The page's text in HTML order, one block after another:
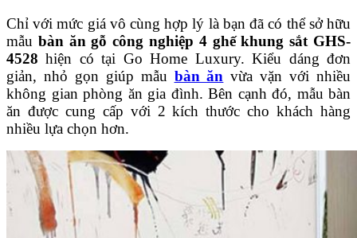
Chỉ với mức giá vô cùng hợp lý là bạn đã có thể sở hữu
mẫu bàn ăn gỗ công nghiệp 4 ghế khung sắt GHS-
4528hiện có tại Go Home Luxury. Kiểu dáng đơn
giản, nhỏ gọn giúp mẫu bàn ăn vừa vặn với nhiều
không gian phòng ăn gia đình. Bên cạnh đó, mẫu bàn
ăn được cung cấp với 2 kích thước cho khách hàng
nhiều lựa chọn hơn.